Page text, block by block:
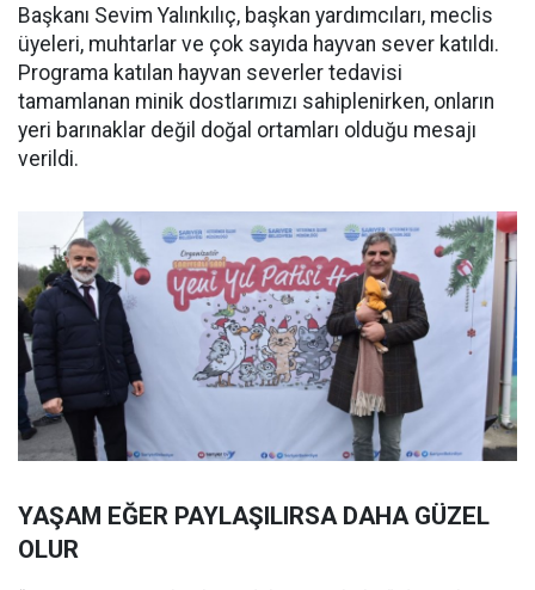
Başkanı Sevim Yalınkılıç, başkan yardımcıları, meclis
üyeleri, muhtarlar ve çok sayıda hayvan sever katıldı.
Programa katılan hayvan severler tedavisi
tamamlanan minik dostlarımızı sahiplenirken, onların
yeri barınaklar değil doğal ortamları olduğu mesajı
verildi.
YAŞAM EĞER PAYLAŞILIRSA DAHA GÜZEL
OLUR